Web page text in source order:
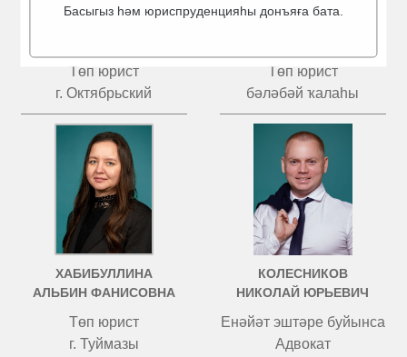
Төп юрист
г. Октябрьский
Төп юрист
бәләбәй ҡалаһы
ХАБИБУЛЛИНА
АЛЬБИН ФАНИСОВНА
Төп юрист
г. Туймазы
КОЛЕСНИКОВ
НИКОЛАЙ ЮРЬЕВИЧ
Енәйәт эштәре буйынса
Адвокат
Басыгыз һәм юриспруденцияһы донъяға бата.